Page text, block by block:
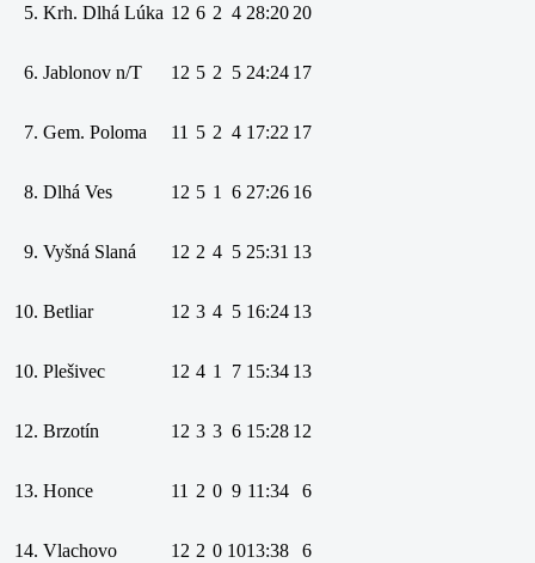
5. Krh. Dlhá Lúka 12 6 2 4 28:20 20
6. Jablonov n/T 12 5 2 5 24:24 17
7. Gem. Poloma 11 5 2 4 17:22 17
8. Dlhá Ves 12 5 1 6 27:26 16
9. Vyšná Slaná 12 2 4 5 25:31 13
10. Betliar 12 3 4 5 16:24 13
10. Plešivec 12 4 1 7 15:34 13
12. Brzotín 12 3 3 6 15:28 12
13. Honce 11 2 0 9 11:34 6
14. Vlachovo 12 2 0 1013:38 6